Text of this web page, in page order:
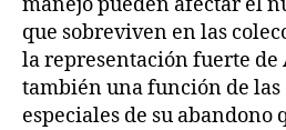
que sobreviven en las
la representación fuerte de
también una función de
especiales de su